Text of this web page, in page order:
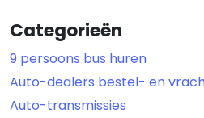
Categorieën
9 persoons bus huren
Auto-dealers bestel- en
Auto-transmissies